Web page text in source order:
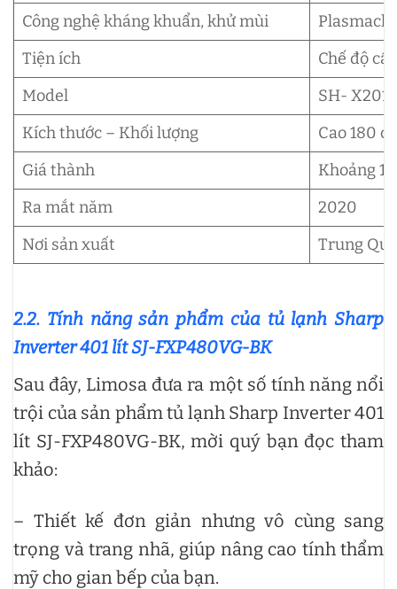
Công nghệ kháng khuẩn, khử mùi
Tiện ích
Chế độ
Model
SH-
Kích thước – Khối lượng
Cao 180
Giá thành
Khoảng
Ra mắt năm
2020
Nơi sản xuất
Trung
2.2. Tính năng sản phẩm của tủ lạnh Sharp
Inverter 401 lít SJ-FXP480VG-BK
Sau đây, Limosa đưa ra một số tính năng nổi
trội của sản phẩm tủ lạnh Sharp Inverter 401
lít SJ-FXP480VG-BK, mời quý bạn đọc tham
khảo:
– Thiết kế đơn giản nhưng vô cùng sang
trọng và trang nhã, giúp nâng cao tính thẩm
mỹ cho gian bếp của bạn.